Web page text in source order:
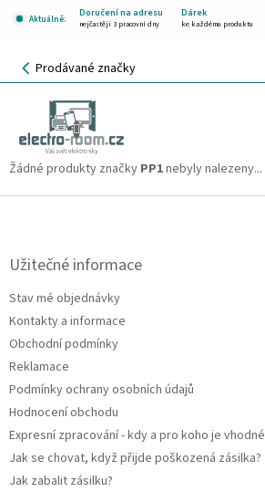
Aktuálně:
Doručení na adresu Dárek
nejčastěji 3 pracovní dny ke každému produktu
NÁKUPNÍ
KOŠÍK
Prodávané značky
Žádné produkty značky PP1nebyly nalezeny...
Z
Užitečné informace
Stav mé objednávky
Kontakty a informace
Obchodní podmínky
Reklamace
Podmínky ochrany osobních údajů
Hodnocení obchodu
Expresní zpracování - kdy a pro koho je vhodné
Jak se chovat, když přijde poškozená zásilka?
Jak zabalit zásilku?